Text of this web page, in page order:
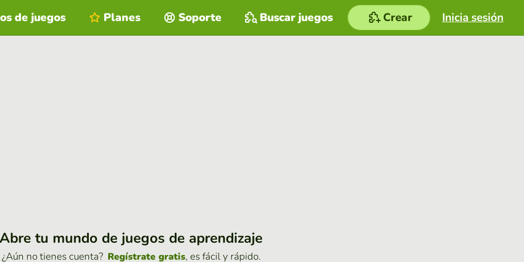
Inicia sesión
de juegos Planes Soporte Buscar juegos Crear
Abre tu mundo de juegos de aprendizaje
¿Aún no tienes cuenta? Regístrate gratis, es fácil y rápido.